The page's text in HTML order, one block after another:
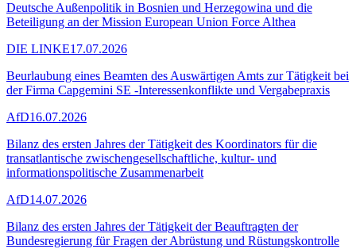
Deutsche Außenpolitik in Bosnien und Herzegowina und die
Beteiligung an der Mission European Union Force Althea
DIE LINKE17.07.2026
Beurlaubung eines Beamten des Auswärtigen Amts zur Tätigkeit bei
der Firma Capgemini SE -Interessenkonflikte und Vergabepraxis
AfD16.07.2026
Bilanz des ersten Jahres der Tätigkeit des Koordinators für die
transatlantische zwischengesellschaftliche, kultur- und
informationspolitische Zusammenarbeit
AfD14.07.2026
Bilanz des ersten Jahres der Tätigkeit der Beauftragten der
Bundesregierung für Fragen der Abrüstung und Rüstungskontrolle